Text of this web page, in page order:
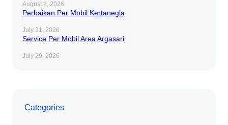
August 2, 2026
Perbaikan Per Mobil Kertanegla
July 31, 2026
Service Per Mobil Area Argasari
July 29, 2026
Categories